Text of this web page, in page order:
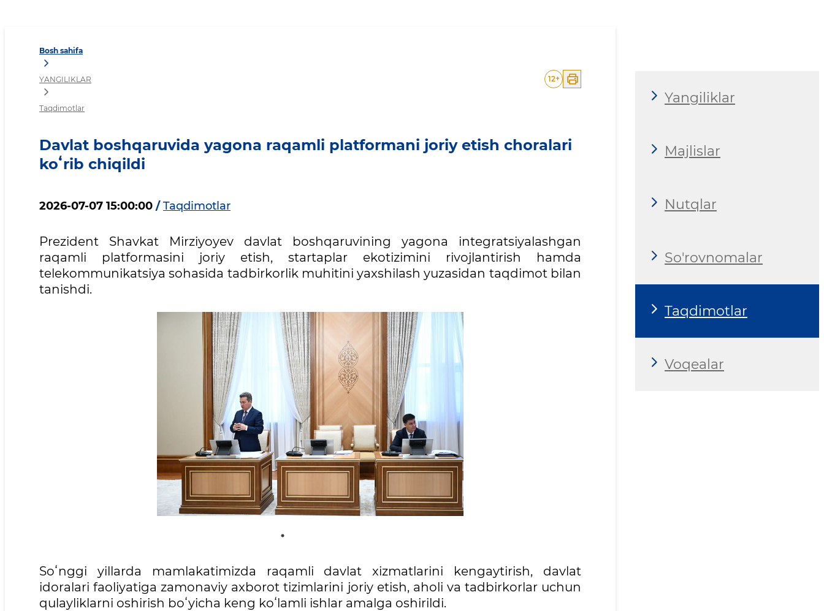
Bosh sahifa
YANGILIKLAR
Taqdimotlar
12+
Davlat boshqaruvida yagona raqamli platformani joriy etish choralari
koʻrib chiqildi
2026-07-07 15:00:00 / Taqdimotlar
Prezident Shavkat Mirziyoyev davlat boshqaruvining yagona integratsiyalashgan
raqamli platformasini joriy etish, startaplar ekotizimini rivojlantirish hamda
telekommunikatsiya sohasida tadbirkorlik muhitini yaxshilash yuzasidan taqdimot bilan
tanishdi.
Soʻnggi yillarda mamlakatimizda raqamli davlat xizmatlarini kengaytirish, davlat
idoralari faoliyatiga zamonaviy axborot tizimlarini joriy etish, aholi va tadbirkorlar uchun
qulayliklarni oshirish boʻyicha keng koʻlamli ishlar amalga oshirildi.
Yangiliklar
Majlislar
Nutqlar
So'rovnomalar
Taqdimotlar
Voqealar